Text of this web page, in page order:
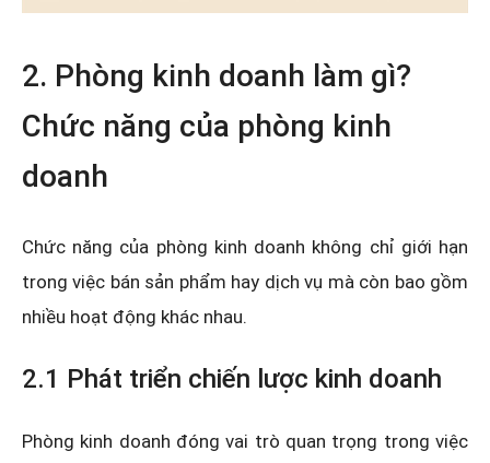
2. Phòng kinh doanh làm gì?
Chức năng của phòng kinh
doanh
Chức năng của phòng kinh doanh không chỉ giới hạn
trong việc bán sản phẩm hay dịch vụ mà còn bao gồm
nhiều hoạt động khác nhau.
2.1 Phát triển chiến lược kinh doanh
Phòng kinh doanh đóng vai trò quan trọng trong việc